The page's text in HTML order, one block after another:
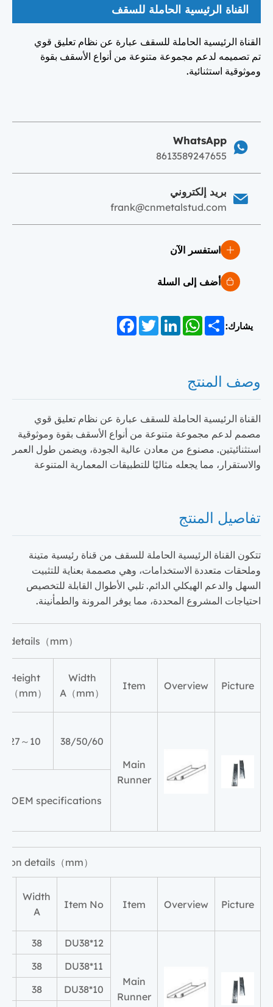
القناة الرئيسية الحاملة للسقف
القناة الرئيسية الحاملة للسقف عبارة عن نظام تعليق قوي
تم تصميمه لدعم مجموعة متنوعة من أنواع الأسقف بقوة
وموثوقية استثنائية.
WhatsApp
8613589247655
بريد إلكتروني
frank@cnmetalstud.com
استفسر الآن
أضف إلى السلة
يشارك: FacebookTwitterLinkedInWhatsAppShare
وصف المنتج
القناة الرئيسية الحاملة للسقف عبارة عن نظام تعليق قوي
مصمم لدعم مجموعة متنوعة من أنواع الأسقف بقوة وموثوقية
استثنائيتين. مصنوع من معادن عالية الجودة، ويضمن طول العمر
والاستقرار، مما يجعله مثاليًا للتطبيقات المعمارية المتنوعة
تفاصيل المنتج
تتكون القناة الرئيسية الحاملة للسقف من قناة رئيسية متينة
وملحقات متعددة الاستخدامات، وهي مصممة بعناية للتثبيت
السهل والدعم الهيكلي الدائم. تلبي الأطوال القابلة للتخصيص
احتياجات المشروع المحددة، مما يوفر المرونة والطمأنينة.
details（mm）
Picture
Overview
Item
Width
A（mm）
Height
B（mm）
Main
Runner
38/50/60
10～27
OEM specifications
details（mm）
Picture
Overview
Item
Item No
Width
A
Main
Runner
DU38*12
38
DU38*11
38
DU38*10
38